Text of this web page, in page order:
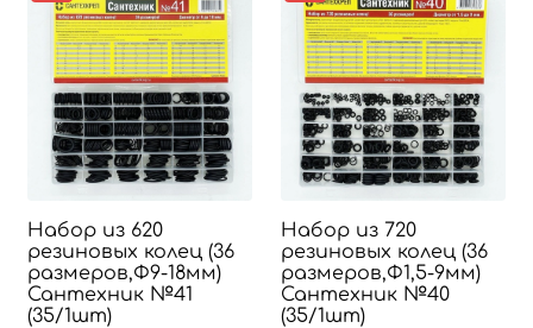
Набор из 620
резиновых колец (36
размеров,Ф9-18мм)
Сантехник №41
(35/1шт)
Набор из 720
резиновых колец (36
размеров,Ф1,5-9мм)
Сантехник №40
(35/1шт)